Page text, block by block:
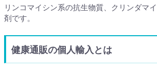
リンコマイシン系の抗生物質、クリンダマ
剤です。
健康通販の個人輸入とは